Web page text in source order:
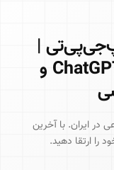
|
و
ایران. با آخرین
را ارتقا دهید.